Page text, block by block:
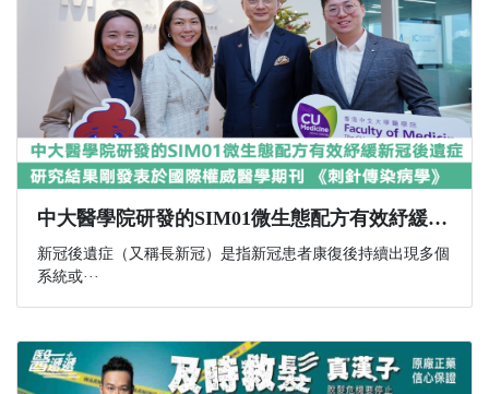
中大醫學院研發的SIM01微生態配方有效紓緩新冠後遺症 研究結果剛發表於國際權威醫學期刊 《刺針傳染病學》
新冠後遺症（又稱長新冠）是指新冠患者康復後持續出現多個
系統或···